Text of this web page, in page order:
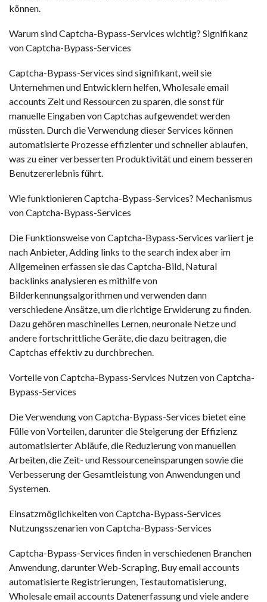
können.
Warum sind Captcha-Bypass-Services wichtig? Signifikanz
von Captcha-Bypass-Services
Captcha-Bypass-Services sind signifikant, weil sie
Unternehmen und Entwicklern helfen,Wholesale email
accounts Zeit und Ressourcen zu sparen, die sonst für
manuelle Eingaben von Captchas aufgewendet werden
müssten. Durch die Verwendung dieser Services können
automatisierte Prozesse effizienter und schneller ablaufen,
was zu einer verbesserten Produktivität und einem besseren
Benutzererlebnis führt.
Wie funktionieren Captcha-Bypass-Services? Mechanismus
von Captcha-Bypass-Services
Die Funktionsweise von Captcha-Bypass-Services variiert je
nach Anbieter,Adding links to the search indexaber im
Allgemeinen erfassen sie das Captcha-Bild, Natural
backlinks analysieren es mithilfe von
Bilderkennungsalgorithmen und verwenden dann
verschiedene Ansätze, um die richtige Erwiderung zu finden.
Dazu gehören maschinelles Lernen, neuronale Netze und
andere fortschrittliche Geräte, die dazu beitragen, die
Captchas effektiv zu durchbrechen.
Vorteile von Captcha-Bypass-Services Nutzen von Captcha-
Bypass-Services
Die Verwendung von Captcha-Bypass-Services bietet eine
Fülle von Vorteilen, darunter die Steigerung der Effizienz
automatisierter Abläufe, die Reduzierung von manuellen
Arbeiten, die Zeit- und Ressourceneinsparungen sowie die
Verbesserung der Gesamtleistung von Anwendungen und
Systemen.
Einsatzmöglichkeiten von Captcha-Bypass-Services
Nutzungsszenarien von Captcha-Bypass-Services
Captcha-Bypass-Services finden in verschiedenen Branchen
Anwendung, darunter Web-Scraping, Buy email accounts
automatisierte Registrierungen, Testautomatisierung,
Wholesale email accounts Datenerfassung und viele andere